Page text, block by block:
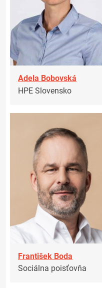
Adela Bobovská
HPE Slovensko
František Boda
Sociálna poisťovňa